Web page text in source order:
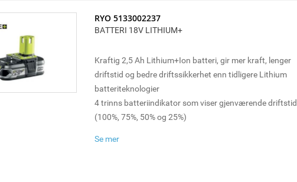
RYO 5133002237
BATTERI 18V LITHIUM+
Kraftig 2,5 Ah Lithium+Ion batteri, gir mer kraft, lenger
driftstid og bedre driftssikkerhet enn tidligere Lithium
batteriteknologier
4 trinns batteriindikator som viser gjenværende driftstid
(100%, 75%, 50% og 25%)
battericeller for maksimal driftstid, levetid og sikkerhet
Se mer